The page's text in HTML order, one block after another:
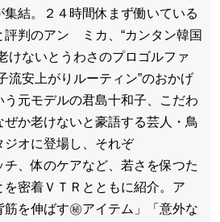
結。２４時間休まず働いている
評判のアン ミカ、“カンタン韓国
けないとうわさのプロゴルファ
流安上がりルーティン”のおかげ
元モデルの君島十和子、こだわ
ぜか老けないと豪語する芸人・鳥
ジオに登場し、それぞ
、体のケアなど、若さを保つた
密着ＶＴＲとともに紹介。ア
を伸ばす㊙アイテム」「意外な